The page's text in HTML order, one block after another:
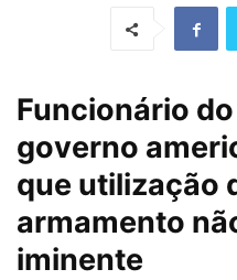
Funcionário
governo
que utilização
armamento
iminente